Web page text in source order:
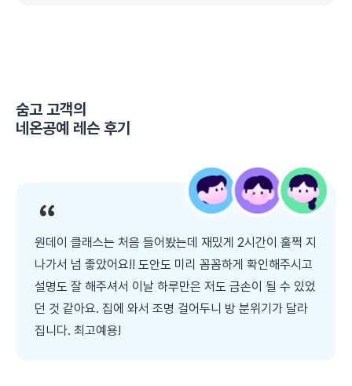
숨고 고객의
네온공예 레슨 후기
원데이 클래스는 처음 들어봤는데 재밌게 2시간이 훌쩍 지
나가서 넘 좋았어요!! 도안도 미리 꼼꼼하게 확인해주시고
설명도 잘 해주셔서 이날 하루만은 저도 금손이 될 수 있었
던 것 같아요. 집에 와서 조명 걸어두니 방 분위기가 달라
집니다. 최고예용!